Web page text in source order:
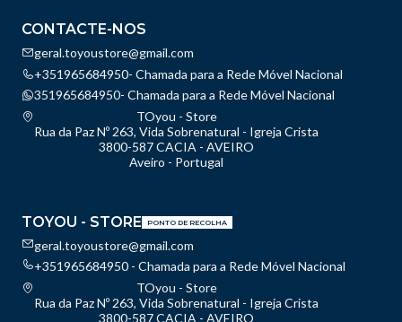
CONTACTE-NOS
geral.toyoustore@gmail.com
+351965684950- Chamada para a Rede Móvel Nacional
351965684950- Chamada para a Rede Móvel Nacional
TOyou - Store
Rua da Paz Nº 263, Vida Sobrenatural - Igreja Crista
3800-587 CACIA - AVEIRO
Aveiro - Portugal
TOYOU - STORE PONTO DE RECOLHA
geral.toyoustore@gmail.com
+351965684950 - Chamada para a Rede Móvel Nacional
TOyou - Store
Rua da Paz Nº 263, Vida Sobrenatural - Igreja Crista
3800-587 CACIA - AVEIRO